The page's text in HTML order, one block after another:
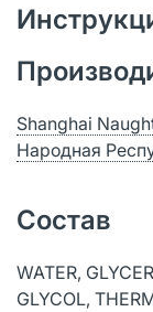
Shanghai
Народная
Состав
WATER,
GLYCOL,